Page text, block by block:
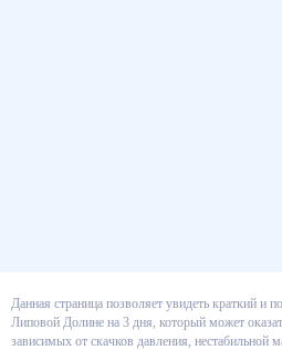
Данная страница позволяет увидеть
погоды в Липовой Долине на 3 дня,
для людей, зависимых от скачков